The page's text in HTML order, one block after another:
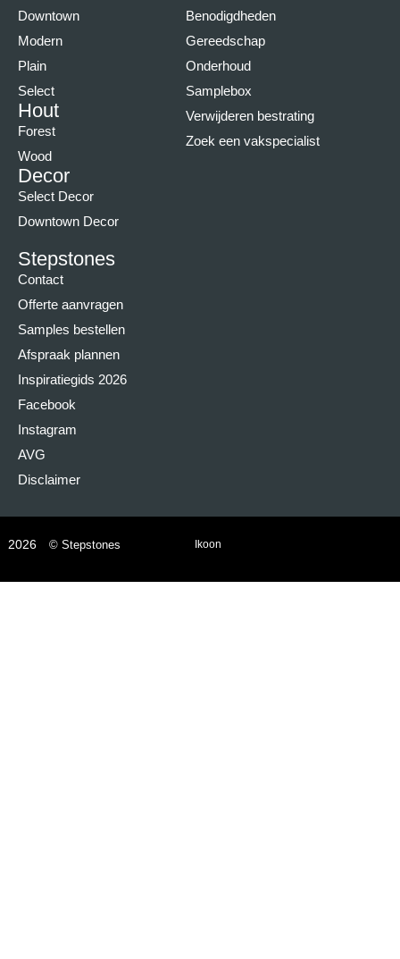
Downtown
Modern
Plain
Select
Hout
Forest
Wood
Decor
Select Decor
Downtown Decor
Benodigdheden
Gereedschap
Onderhoud
Samplebox
Verwijderen bestrating
Zoek een vakspecialist
Stepstones
Contact
Offerte aanvragen
Samples bestellen
Afspraak plannen
Inspiratiegids 2026
Facebook
Instagram
AVG
Disclaimer
2026 © Stepstones Ikoon